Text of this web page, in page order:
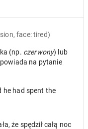
face: tired)
(np. czerwony) lub
na pytanie
he had spent the
że spędził całą noc